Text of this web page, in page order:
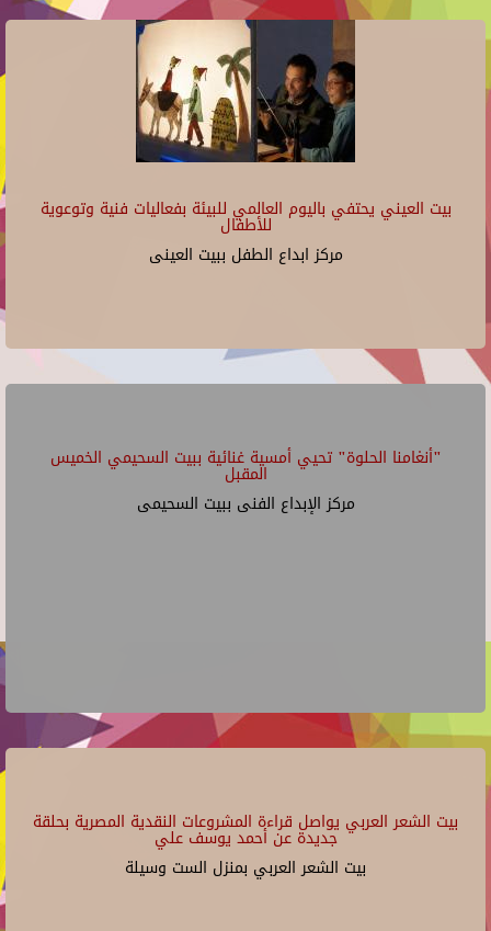
بيت العيني يحتفي باليوم العالمي للبيئة بفعاليات فنية وتوعوية
للأطفال
مركز ابداع الطفل ببيت العينى
"أنغامنا الحلوة" تحيي أمسية غنائية ببيت السحيمي الخميس
المقبل
مركز الإبداع الفنى ببيت السحيمى
بيت الشعر العربي يواصل قراءة المشروعات النقدية المصرية بحلقة
جديدة عن أحمد يوسف علي
بيت الشعر العربي بمنزل الست وسيلة